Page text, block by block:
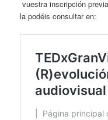
vuestra inscripción
la podéis consultar en: